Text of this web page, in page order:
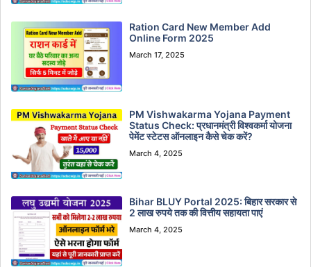
Ration Card New Member Add
Online Form 2025
March 17, 2025
PM Vishwakarma Yojana Payment
Status Check: प्रधानमंत्री विश्वकर्मा योजना
पेमेंट स्टेटस ऑनलाइन कैसे चेक करें?
March 4, 2025
Bihar BLUY Portal 2025: बिहार सरकार से
2 लाख रुपये तक की वित्तीय सहायता पाएं
March 4, 2025